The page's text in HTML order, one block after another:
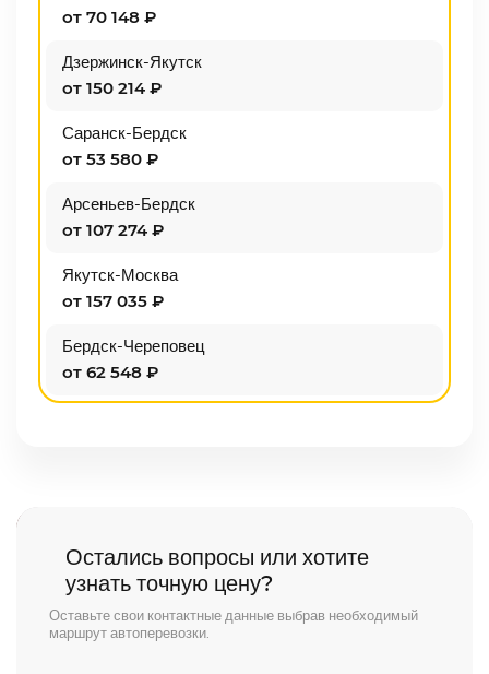
от 70 148 ₽
Дзержинск-Якутск
от 150 214 ₽
Саранск-Бердск
от 53 580 ₽
Арсеньев-Бердск
от 107 274 ₽
Якутск-Москва
от 157 035 ₽
Бердск-Череповец
от 62 548 ₽
Остались вопросы или хотите
узнать точную цену?
Оставьте свои контактные данные выбрав необходимый
маршрут автоперевозки.